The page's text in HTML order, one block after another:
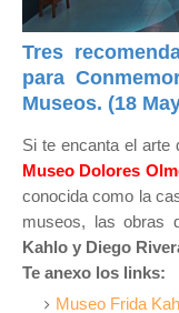
Tres
para
Museos. (18
Si te encanta el arte
Museo Dolores
conocida como la
museos, las obras
Kahlo y Diego
Te anexo los links:
Museo Frida